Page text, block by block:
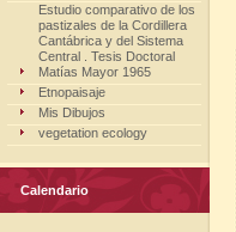
Estudio comparativo de los
pastizales de la Cordillera
Cantábrica y del Sistema
Central . Tesis Doctoral
Matías Mayor 1965
Etnopaisaje
Mis Dibujos
vegetation ecology
Calendario